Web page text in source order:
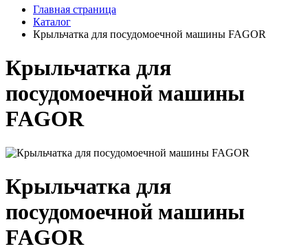
Главная страница
Каталог
Крыльчатка для посудомоечной машины FAGOR
Крыльчатка для
посудомоечной машины
FAGOR
Крыльчатка для
посудомоечной машины
FAGOR